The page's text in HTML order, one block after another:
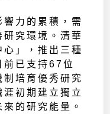
力的累積，需
究環境。清華
」，推出三種
前已支持67位
培育優秀研究
初期建立獨立
的研究能量。